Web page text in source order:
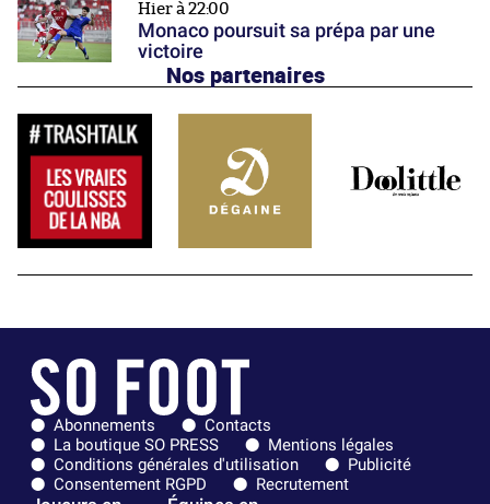
Hier à 22:00
Monaco poursuit sa prépa par une
victoire
Nos partenaires
Abonnements
Contacts
La boutique SO PRESS
Mentions légales
Conditions générales d'utilisation
Publicité
Consentement RGPD
Recrutement